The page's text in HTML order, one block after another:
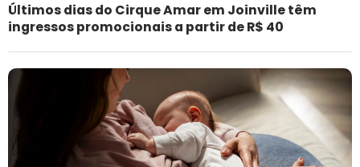
Últimos dias do Cirque Amar em Joinville têm
ingressos promocionais a partir de R$ 40